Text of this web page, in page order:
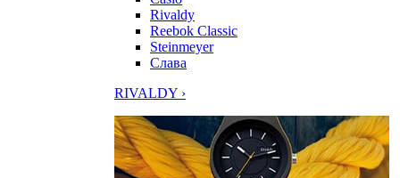
Rivaldy
Reebok Classic
Steinmeyer
Слава
RIVALDY ›